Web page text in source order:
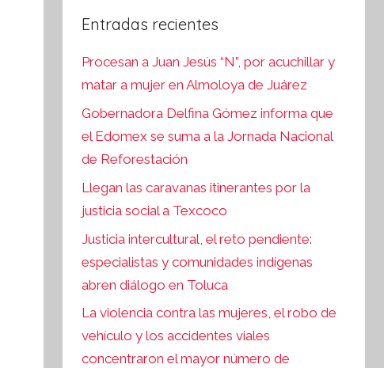
Entradas recientes
Procesan a Juan Jesús “N”, por acuchillar y
matar a mujer en Almoloya de Juárez
Gobernadora Delfina Gómez informa que
el Edomex se suma a la Jornada Nacional
de Reforestación
Llegan las caravanas itinerantes por la
justicia social a Texcoco
Justicia intercultural, el reto pendiente:
especialistas y comunidades indígenas
abren diálogo en Toluca
La violencia contra las mujeres, el robo de
vehículo y los accidentes viales
concentraron el mayor número de